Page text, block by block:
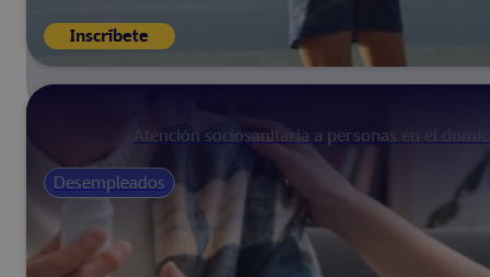
Inscríbete
Atención sociosanitaria a personas en el
Desempleados